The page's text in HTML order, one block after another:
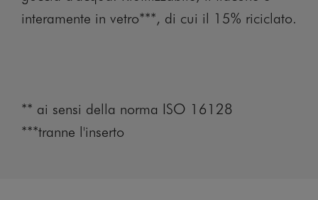
interamente in vetro***, di cui il 15% riciclato.
** ai sensi della norma ISO 16128
***tranne l'inserto